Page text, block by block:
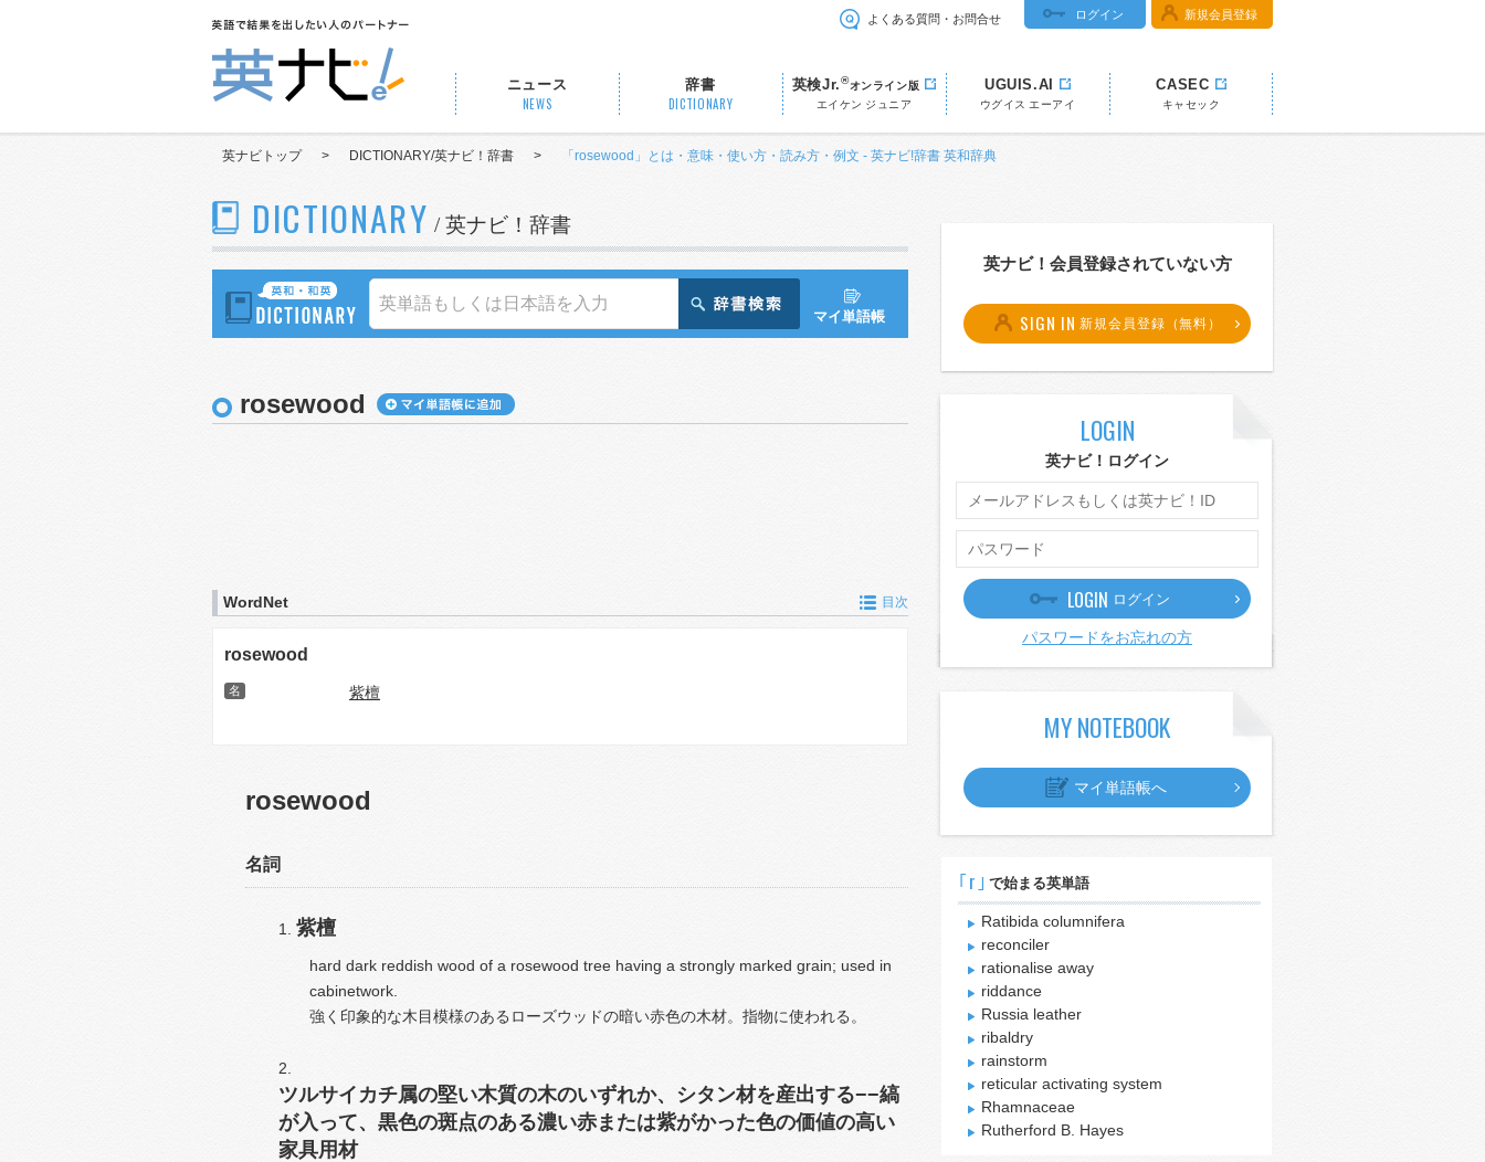
よくある質問・お問合せ ログイン 新規会員登録
ニュース
NEWS
辞書
DICTIONARY
英検Jr.®オンライン版
エイケン ジュニア
UGUIS.AI
ウグイス エーアイ
CASEC
キャセック
英ナビトップ > DICTIONARY/英ナビ！辞書 > 「rosewood」とは・意味・使い方・読み方・例文 - 英ナビ!辞書 英和辞典
DICTIONARY / 英ナビ！辞書
マイ単語帳
rosewood
WordNet 目次
rosewood
名 紫檀
rosewood
名詞
紫檀
hard dark reddish wood of a rosewood tree having a strongly marked grain; used in
cabinetwork.
強く印象的な木目模様のあるローズウッドの暗い赤色の木材。指物に使われる。
ツルサイカチ属の堅い木質の木のいずれか、シタン材を産出する−−縞
が入って、黒色の斑点のある濃い赤または紫がかった色の価値の高い
家具用材
英ナビ！会員登録されていない方
SIGN IN 新規会員登録（無料）
LOGIN
英ナビ！ログイン
LOGIN ログイン
パスワードをお忘れの方
MY NOTEBOOK
マイ単語帳へ
｢r｣ で始まる英単語
Ratibida columnifera
reconciler
rationalise away
riddance
Russia leather
ribaldry
rainstorm
reticular activating system
Rhamnaceae
Rutherford B. Hayes